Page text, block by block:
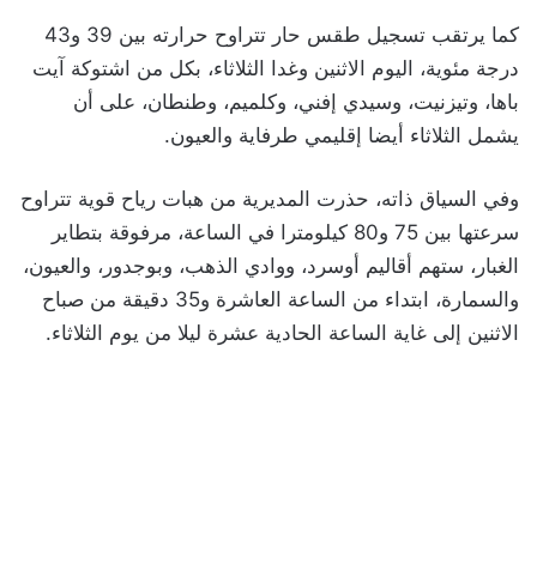
كما يرتقب تسجيل طقس حار تتراوح حرارته بين 39 و43
درجة مئوية، اليوم الاثنين وغدا الثلاثاء، بكل من اشتوكة آيت
باها، وتيزنيت، وسيدي إفني، وكلميم، وطنطان، على أن
يشمل الثلاثاء أيضا إقليمي طرفاية والعيون.
وفي السياق ذاته، حذرت المديرية من هبات رياح قوية تتراوح
سرعتها بين 75 و80 كيلومترا في الساعة، مرفوقة بتطاير
الغبار، ستهم أقاليم أوسرد، ووادي الذهب، وبوجدور، والعيون،
والسمارة، ابتداء من الساعة العاشرة و35 دقيقة من صباح
الاثنين إلى غاية الساعة الحادية عشرة ليلا من يوم الثلاثاء.